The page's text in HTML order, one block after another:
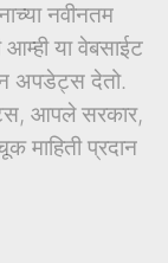
नवीनतम
या वेबसाईट
अपडेट्स देतो.
आपले सरकार,
माहिती प्रदान